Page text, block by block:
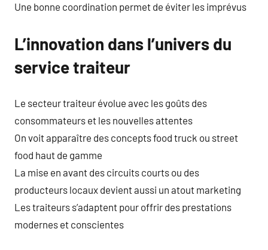
Une bonne coordination permet de éviter les imprévus
L’innovation dans l’univers du
service traiteur
Le secteur traiteur évolue avec les goûts des
consommateurs et les nouvelles attentes
On voit apparaître des concepts food truck ou street
food haut de gamme
La mise en avant des circuits courts ou des
producteurs locaux devient aussi un atout marketing
Les traiteurs s’adaptent pour offrir des prestations
modernes et conscientes